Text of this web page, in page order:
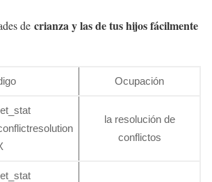
de crianza y las de tus hijos fácilmente
Ocupación
la resolución de
conflictos